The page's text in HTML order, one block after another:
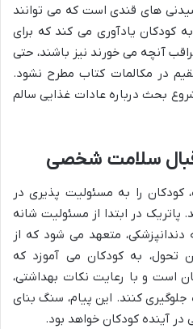
های قندی است که می توانند
کودکان یادآوری می کند که برای
آنچه می خورند نیز باشند، حتی
در مکالمات کتاب مطرح نشود.
بحث درباره عادات غذایی سالم
سلامت شخصی
کودکان را به مسئولیت پذیری در
در ابتدا از مسئولیت شانه
متعهد می شود که از
تحول، به کودکان می آموزد که
است و با رعایت نکات بهداشتی،
جلوگیری کنند. این پیام، سنگ بنای
آینده کودکان خواهد بود.